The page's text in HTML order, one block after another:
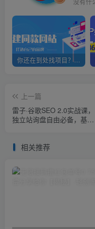
你还在到处找项目？还在当韭菜？我靠网创资源站一个月赚5万+，曾经我也是个失败者。
上一篇
雷子·谷歌SEO 2.0实战课，
独立站询盘自由必备，基于
相关推荐